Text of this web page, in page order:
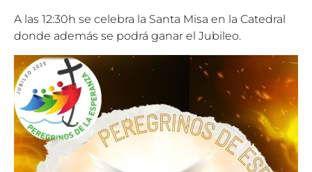
A las 12:30h se celebra la Santa Misa en la Catedral
donde además se podrá ganar el Jubileo.